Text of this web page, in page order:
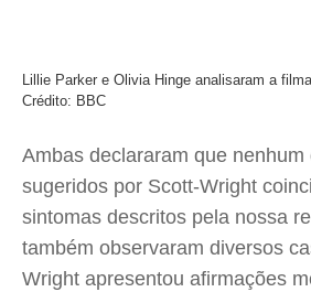
Lillie Parker e Olivia Hinge analisaram a
Crédito: BBC
Ambas declararam que
sugeridos por Scott-Wright
sintomas descritos pela nossa
também observaram diversos
Wright apresentou afirmações